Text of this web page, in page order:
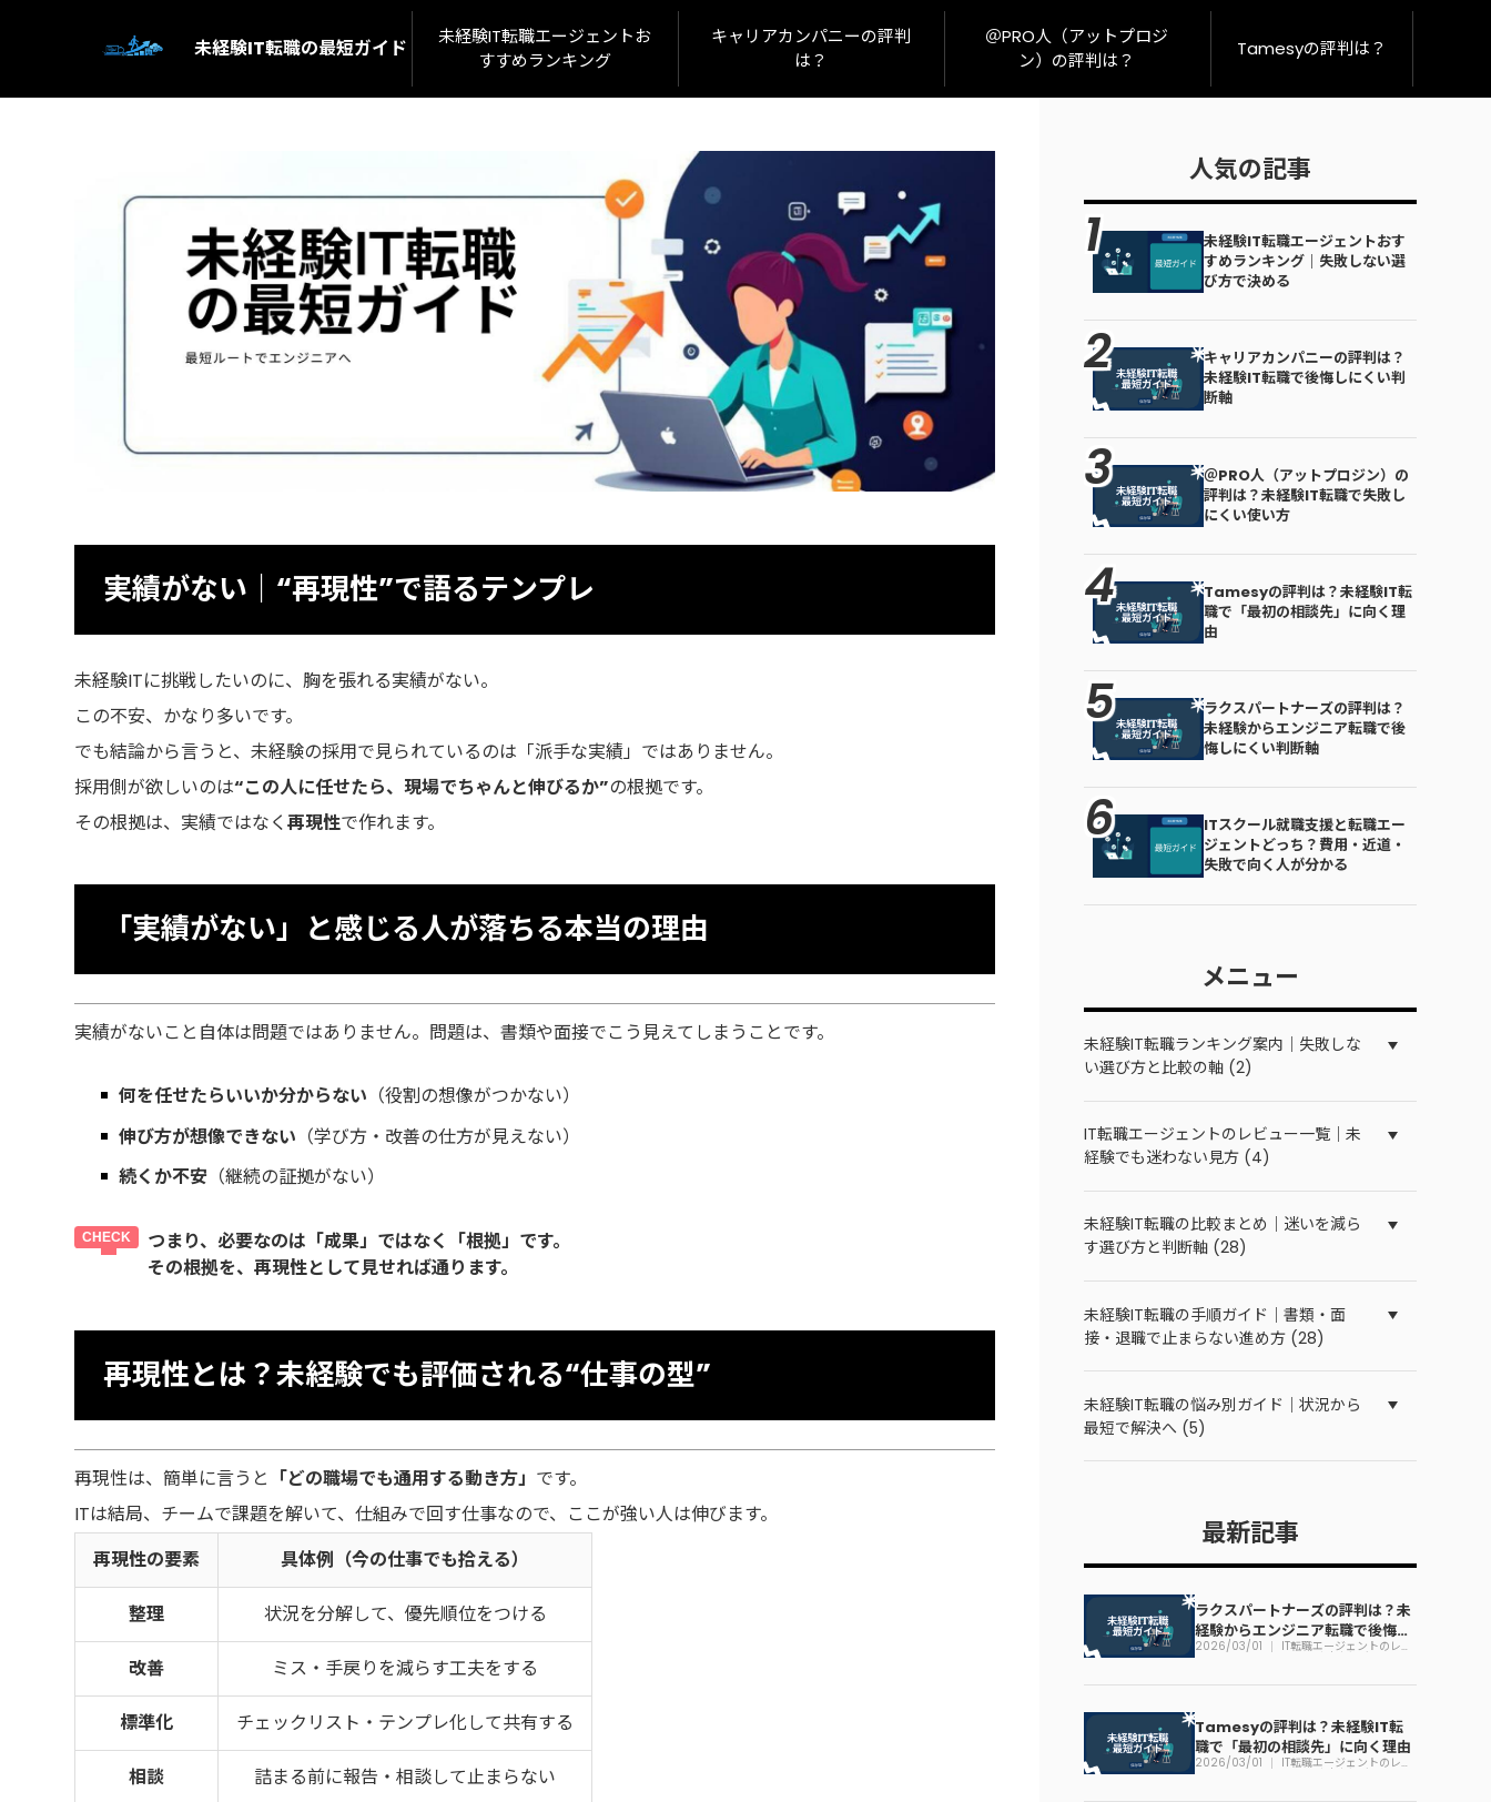
未経験IT転職の最短ガイド
未経験IT転職エージェントお
すすめランキング
キャリアカンパニーの評判
は？
＠PRO人（アットプロジ
ン）の評判は？
Tamesyの評判は？
実績がない｜“再現性”で語るテンプレ
未経験ITに挑戦したいのに、胸を張れる実績がない。
この不安、かなり多いです。
でも結論から言うと、未経験の採用で見られているのは「派手な実績」ではありません。
採用側が欲しいのは“この人に任せたら、現場でちゃんと伸びるか”の根拠です。
その根拠は、実績ではなく再現性で作れます。
「実績がない」と感じる人が落ちる本当の理由
実績がないこと自体は問題ではありません。問題は、書類や面接でこう見えてしまうことです。
何を任せたらいいか分からない （役割の想像がつかない）
伸び方が想像できない （学び方・改善の仕方が見えない）
続くか不安 （継続の証拠がない）
つまり、必要なのは「成果」ではなく「根拠」 です。
その根拠を、再現性として見せれば通ります。
再現性とは？未経験でも評価される“仕事の型”
再現性は、簡単に言うと 「どの職場でも通用する動き方」 です。
ITは結局、チームで課題を解いて、仕組みで回す仕事なので、ここが強い人は伸びます。
再現性の要素
具体例（今の仕事でも拾える）
整理 状況を分解して、優先順位をつける
改善 ミス・手戻りを減らす工夫をする
標準化 チェックリスト・テンプレ化して共有する
相談 詰まる前に報告・相談して止まらない
人気の記事
未経験IT転職エージェントおす
すめランキング｜失敗しない選
び方で決める
キャリアカンパニーの評判は？
未経験IT転職で後悔しにくい判
断軸
＠PRO人（アットプロジン）の
評判は？未経験IT転職で失敗し
にくい使い方
Tamesyの評判は？未経験IT転
職で「最初の相談先」に向く理
由
ラクスパートナーズの評判は？
未経験からエンジニア転職で後
悔しにくい判断軸
ITスクール就職支援と転職エー
ジェントどっち？費用・近道・
失敗で向く人が分かる
メニュー
未経験IT転職ランキング案内｜失敗しな
い選び方と比較の軸 (2)
IT転職エージェントのレビュー一覧｜未
経験でも迷わない見方 (4)
未経験IT転職の比較まとめ｜迷いを減ら
す選び方と判断軸 (28)
未経験IT転職の手順ガイド｜書類・面
接・退職で止まらない進め方 (28)
未経験IT転職の悩み別ガイド｜状況から
最短で解決へ (5)
最新記事
ラクスパートナーズの評判は？未
経験からエンジニア転職で後悔し
にくい判断軸
2026/03/01 IT転職エージェントのレビ
ュー一覧｜未経験でも迷わ
Tamesyの評判は？未経験IT転
職で「最初の相談先」に向く理由
2026/03/01 IT転職エージェントのレビ
ュー一覧｜未経験でも迷わ